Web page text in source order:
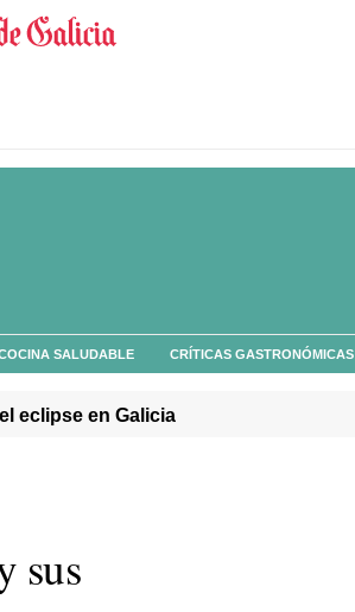
SALUDABLE CRÍTICAS GASTRONÓMICAS
eclipse en Galicia
sus